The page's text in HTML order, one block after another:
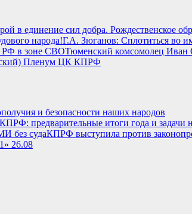
в единение сил добра. Рождественское
Г.А. Зюганов: Сплотиться во
Тюменский комсомолец
Пленум ЦК КПРФ
и безопасности наших народов
КПРФ: предварительные итоги года и задачи
КПРФ выступила против
26.08